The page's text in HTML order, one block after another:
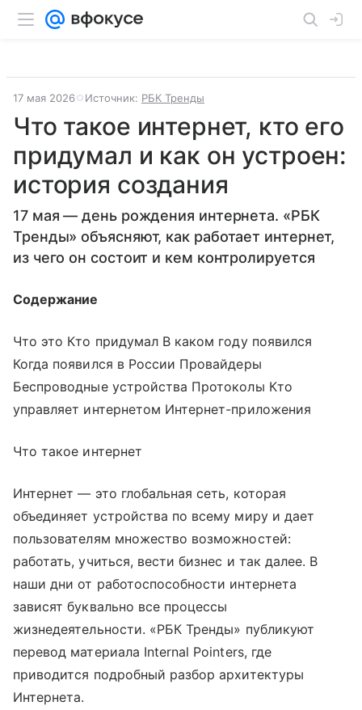
17 мая 2026 Источник: РБК Тренды
Что такое интернет, кто его
придумал и как он устроен:
история создания
17 мая — день рождения интернета. «РБК
Тренды» объясняют, как работает интернет,
из чего он состоит и кем контролируется
Содержание
Что это Кто придумал В каком году появился
Когда появился в России Провайдеры
Беспроводные устройства Протоколы Кто
управляет интернетом Интернет-приложения
Что такое интернет
Интернет — это глобальная сеть, которая
объединяет устройства по всему миру и дает
пользователям множество возможностей:
работать, учиться, вести бизнес и так далее. В
наши дни от работоспособности интернета
зависят буквально все процессы
жизнедеятельности. «РБК Тренды» публикуют
перевод материала Internal Pointers, где
приводится подробный разбор архитектуры
Интернета.